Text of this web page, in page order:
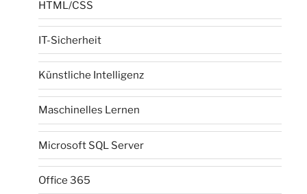
HTML/CSS
IT-Sicherheit
Künstliche Intelligenz
Maschinelles Lernen
Microsoft SQL Server
Office 365